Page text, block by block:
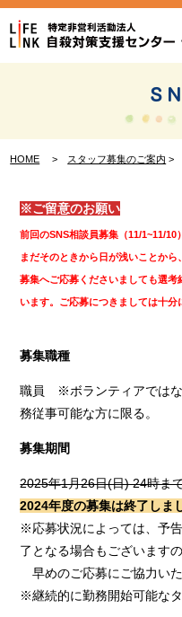
Skip
Ｓ
HOME > スタッフ募集のご案内 >
※ご留意のお願い
前回のSNS相談員募集（11/1~11/10
まだそのときから日が浅いことか
募集へご応募くださいましても選
います。ご応募につきましては十分
募集職種
職員 ※ボランティアではな
務従事可能な方に限る。
募集期間
2025年1月26日(日) 24時
2024年度の募集は終了しま
※応募状況によっては、予
了となる場合もございますの
早めのご応募にご協力いた
※継続的に勤務開始可能な